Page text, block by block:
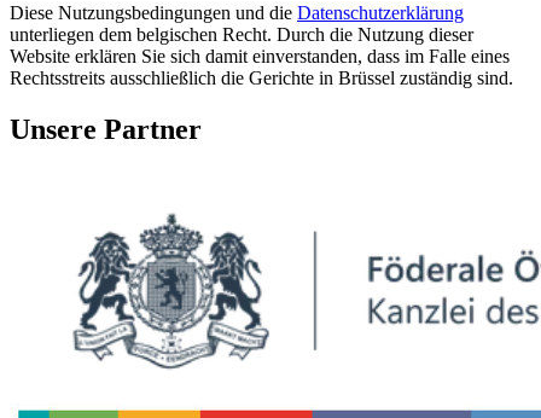
Diese Nutzungsbedingungen und die Datenschutzerklärung
unterliegen dem belgischen Recht. Durch die Nutzung dieser
Website erklären Sie sich damit einverstanden, dass im Falle eines
Rechtsstreits ausschließlich die Gerichte in Brüssel zuständig sind.
Unsere Partner